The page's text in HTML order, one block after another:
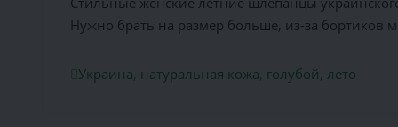
Нужно брать на размер больше, из-за бортиков
Украина, натуральная кожа, голубой, лето